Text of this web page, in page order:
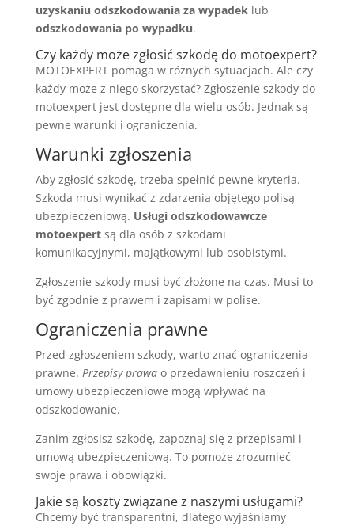
uzyskaniu odszkodowania za wypadeklub
odszkodowania po wypadku.
Czy każdy może zgłosić szkodę do motoexpert?
MOTOEXPERT pomaga w różnych sytuacjach. Ale czy
każdy może z niego skorzystać? Zgłoszenie szkody do
motoexpert jest dostępne dla wielu osób. Jednak są
pewne warunki i ograniczenia.
Warunki zgłoszenia
Aby zgłosić szkodę, trzeba spełnić pewne kryteria.
Szkoda musi wynikać z zdarzenia objętego polisą
ubezpieczeniową. Usługi odszkodowawcze
motoexpertsą dla osób z szkodami
komunikacyjnymi, majątkowymi lub osobistymi.
Zgłoszenie szkody musi być złożone na czas. Musi to
być zgodnie z prawem i zapisami w polise.
Ograniczenia prawne
Przed zgłoszeniem szkody, warto znać ograniczenia
prawne. Przepisy prawao przedawnieniu roszczeń i
umowy ubezpieczeniowe mogą wpływać na
odszkodowanie.
Zanim zgłosisz szkodę, zapoznaj się z przepisami i
umową ubezpieczeniową. To pomoże zrozumieć
swoje prawa i obowiązki.
Jakie są koszty związane z naszymi usługami?
Chcemy być transparentni, dlatego wyjaśniamy